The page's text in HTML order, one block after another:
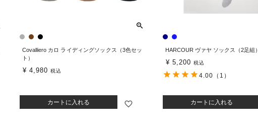
Covalliero カロ ライディングソックス（3色セッ
ト）
¥ 4,980 税込
カートに入れる
HARCOUR ヴァヤ ソックス（2足組）
¥ 5,200 税込
カートに入れる
4.00 （1）